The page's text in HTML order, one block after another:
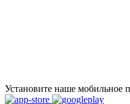
Установите наше мобильное